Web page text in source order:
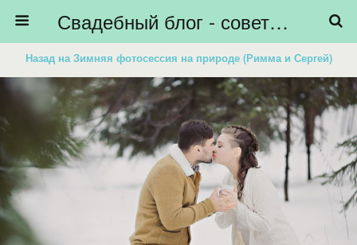
Свадебный блог - советы невестам, подготовка к свадьбе - HiBride
Назад на Зимняя фотосессия на природе (Римма и Сергей)